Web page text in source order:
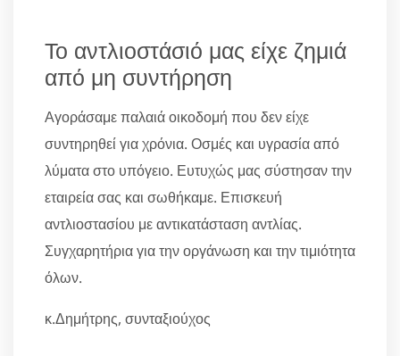
Το αντλιοστάσιό μας είχε ζημιά
από μη συντήρηση
Αγοράσαμε παλαιά οικοδομή που δεν είχε
συντηρηθεί για χρόνια. Οσμές και υγρασία από
λύματα στο υπόγειο. Ευτυχώς μας σύστησαν την
εταιρεία σας και σωθήκαμε. Επισκευή
αντλιοστασίου με αντικατάσταση αντλίας.
Συγχαρητήρια για την οργάνωση και την τιμιότητα
όλων.
κ.Δημήτρης, συνταξιούχος